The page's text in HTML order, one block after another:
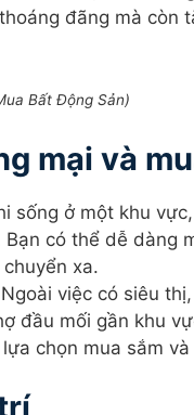
đãng mà còn
Bất Động Sản)
mại và
sống ở một khu
có thể dễ dàng
xa.
việc có siêu
đầu mối gần khu
chọn mua sắm